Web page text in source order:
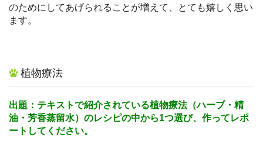
のためにしてあげられることが増えて、とても嬉しく思い
ます。
植物療法
出題：テキストで紹介されている植物療法（ハーブ・精
油・芳香蒸留水）のレシピの中から1つ選び、作ってレポ
ートしてください。